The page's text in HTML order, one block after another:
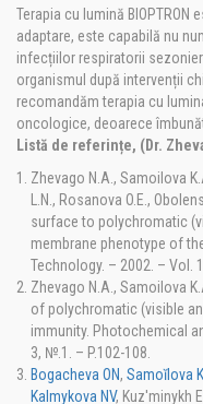
Terapia cu lumină
adaptare, este capabilă nu
infecțiilor respiratorii
organismul după intervenții
recomandăm terapia cu
oncologice, deoarece
Listă de referințe, (Dr.
Zhevago N.A., Samoilova
L.N., Rosanova O.E.,
surface to polychromatic
membrane phenotype of
Technology. – 2002. – Vol.
Zhevago N.A., Samoilova
of polychromatic (visible
immunity. Photochemical
3, №.1. – P.102-108.
Bogacheva ON, Samoĭlova
Kalmykova NV, Kuz'minykh